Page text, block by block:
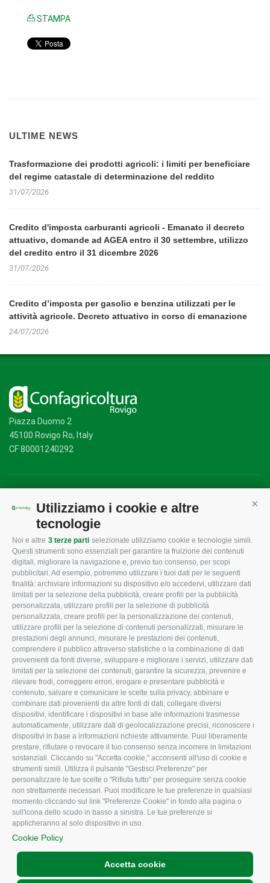
Utilizziamo i cookie e altre
tecnologie
Noi e altre 3 terze parti selezionate utilizziamo cookie e tecnologie simili.
Questi strumenti sono essenziali per garantire la fruizione dei contenuti
digitali, migliorare la navigazione e, previo tuo consenso, per scopi
pubblicitari. Ad esempio, potremmo utilizzare i tuoi dati per le seguenti
finalità: archiviare informazioni su dispositivo e/o accedervi, utilizzare dati
limitati per la selezione della pubblicità, creare profili per la pubblicità
personalizzata, utilizzare profili per la selezione di pubblicità
personalizzata, creare profili per la personalizzazione dei contenuti,
utilizzare profili per la selezione di contenuti personalizzati, misurare le
prestazioni degli annunci, misurare le prestazioni dei contenuti,
comprendere il pubblico attraverso statistiche o la combinazione di dati
provenienti da fonti diverse, sviluppare e migliorare i servizi, utilizzare dati
limitati per la selezione dei contenuti, garantire la sicurezza, prevenire e
rilevare frodi, correggere errori, erogare e presentare pubblicità e
contenuto, salvare e comunicare le scelte sulla privacy, abbinare e
combinare dati provenienti da altre fonti di dati, collegare diversi
dispositivi, identificare i dispositivi in base alle informazioni trasmesse
automaticamente, utilizzare dati di geolocalizzazione precisi, riconoscere i
dispositivi in base a informazioni richieste attivamente. Puoi liberamente
prestare, rifiutare o revocare il tuo consenso senza incorrere in limitazioni
sostanziali. Cliccando su "Accetta cookie," acconsenti all'uso di cookie e
strumenti simili. Utilizza il pulsante "Gestisci Preferenze" per
personalizzare le tue scelte o "Rifiuta tutto" per proseguire senza cookie
non strettamente necessari. Puoi modificare le tue preferenze in qualsiasi
momento cliccando sul link "Preferenze Cookie" in fondo alla pagina o
sull'icona dello scudo in basso a sinistra. Le tue preferenze si
applicheranno al solo dispositivo in uso.
Cookie Policy
Accetta cookie
STAMPA
ULTIME NEWS
Trasformazione dei prodotti agricoli: i limiti per beneficiare
del regime catastale di determinazione del reddito
31/07/2026
Credito d'imposta carburanti agricoli - Emanato il decreto
attuativo, domande ad AGEA entro il 30 settembre, utilizzo
del credito entro il 31 dicembre 2026
31/07/2026
Credito d’imposta per gasolio e benzina utilizzati per le
attività agricole. Decreto attuativo in corso di emanazione
24/07/2026
Piazza Duomo 2
45100 Rovigo Ro, Italy
CF 80001240292
CONFAGRICOLTURA
ROVIGO
L'Associazione
Missione e Progetto
Organigramma aziendale
I Nostri Servizi
Uffici della Sede
provinciale
Le Sedi di Zona
Agricoltori S.r.l.
Whistleblowing
Confagricoltura Rovigo e
Agricoltori srl
CONFAGRICOLTURA
INFORMA
Tecnico
Fiscale
Lavoro
Ambiente
Associazione
CONFAGRICOLTURA
ATTIVA
Notizie in evidenza
Eventi
Comunicati Stampa
Video
Iscrizione Newsletter
Newsletter